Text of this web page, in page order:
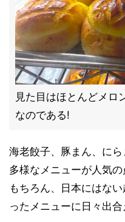
見た目はほとんどメロ
なのである!
海老餃子、豚まん、に
多様なメニューが人気
もちろん、日本にはな
ったメニューに日々出合